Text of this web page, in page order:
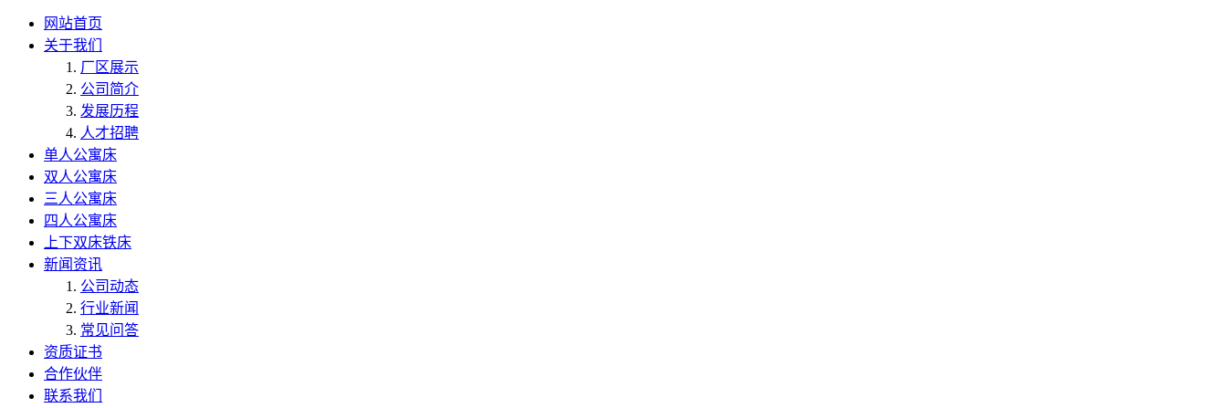
网站首页
关于我们
厂区展示
公司简介
发展历程
人才招聘
单人公寓床
双人公寓床
三人公寓床
四人公寓床
上下双床铁床
新闻资讯
公司动态
行业新闻
常见问答
资质证书
合作伙伴
联系我们